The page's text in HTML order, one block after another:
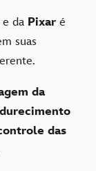
e da Pixar é
suas
da
das